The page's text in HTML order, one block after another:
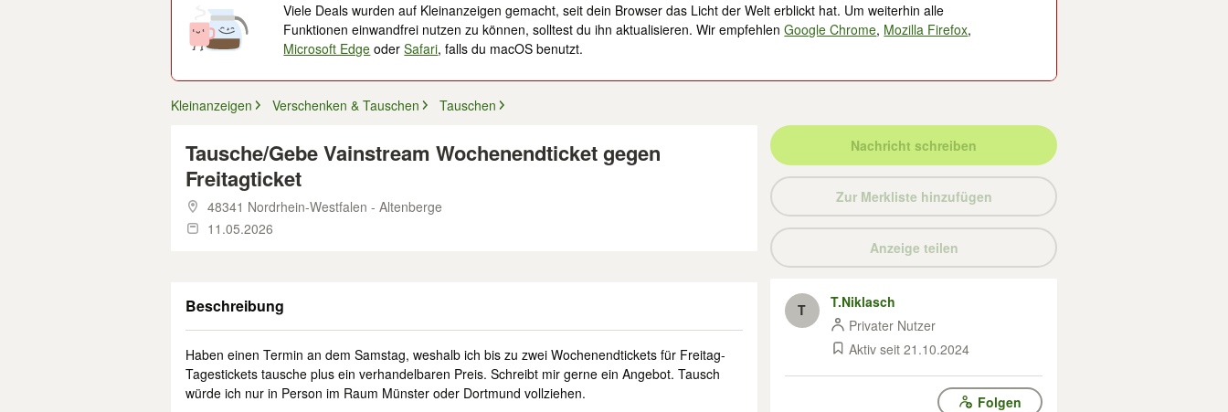
Viele Deals wurden auf Kleinanzeigen gemacht, seit dein Browser das Licht der Welt erblickt hat. Um weiterhin alle
Funktionen einwandfrei nutzen zu können, solltest du ihn aktualisieren. Wir empfehlenGoogle Chrome, Mozilla Firefox,
Microsoft Edge oderSafari, falls du macOS benutzt.
Kleinanzeigen Verschenken & Tauschen Tauschen
Tausche/Gebe Vainstream Wochenendticket gegen
Freitagticket
48341 Nordrhein-Westfalen - Altenberge
11.05.2026
Beschreibung
Haben einen Termin an dem Samstag, weshalb ich bis zu zwei Wochenendtickets für Freitag-
Tagestickets tausche plus ein verhandelbaren Preis. Schreibt mir gerne ein Angebot. Tausch
würde ich nur in Person im Raum Münster oder Dortmund vollziehen.
Nachricht schreiben
Zur Merkliste hinzufügen
Anzeige teilen
T
T.Niklasch
Privater Nutzer
Aktiv seit 21.10.2024
Folgen